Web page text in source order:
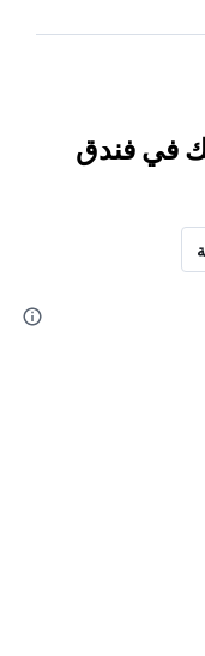
في فندق